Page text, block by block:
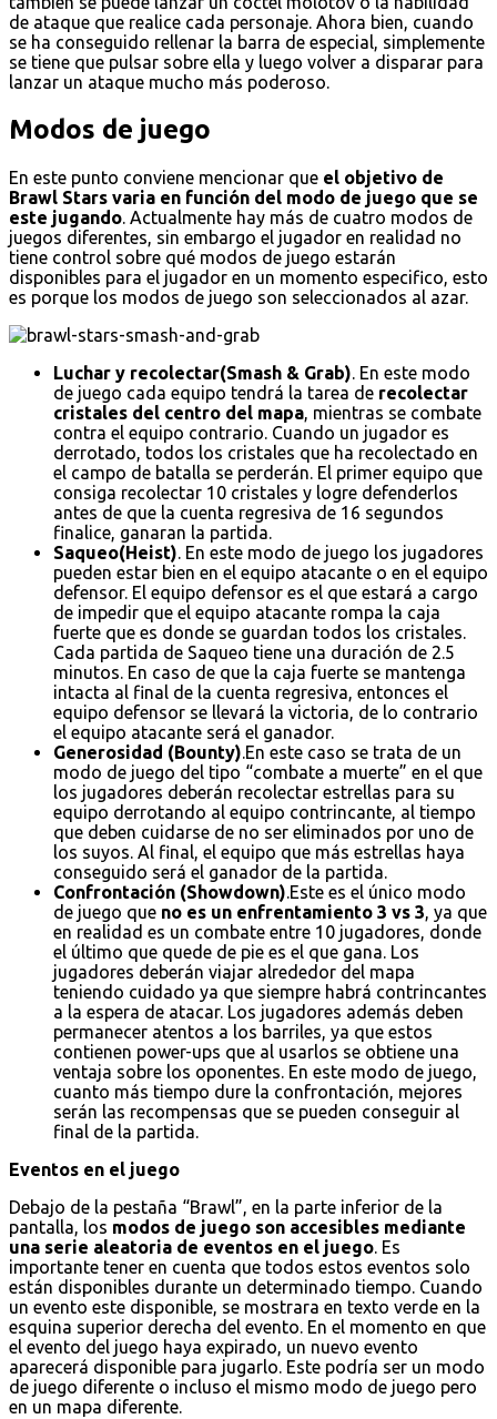
de ataque que realice cada personaje. Ahora bien, cuando
se ha conseguido rellenar la barra de especial, simplemente
se tiene que pulsar sobre ella y luego volver a disparar para
lanzar un ataque mucho más poderoso.
Modos de juego
En este punto conviene mencionar que el objetivo de
Brawl Stars varia en función del modo de juego que se
este jugando. Actualmente hay más de cuatro modos de
juegos diferentes, sin embargo el jugador en realidad no
tiene control sobre qué modos de juego estarán
disponibles para el jugador en un momento especifico, esto
es porque los modos de juego son seleccionados al azar.
Luchar y recolectar(Smash & Grab). En este modo
de juego cada equipo tendrá la tarea de recolectar
cristales del centro del mapa, mientras se combate
contra el equipo contrario. Cuando un jugador es
derrotado, todos los cristales que ha recolectado en
el campo de batalla se perderán. El primer equipo que
consiga recolectar 10 cristales y logre defenderlos
antes de que la cuenta regresiva de 16 segundos
finalice, ganaran la partida.
Saqueo(Heist). En este modo de juego los jugadores
pueden estar bien en el equipo atacante o en el equipo
defensor. El equipo defensor es el que estará a cargo
de impedir que el equipo atacante rompa la caja
fuerte que es donde se guardan todos los cristales.
Cada partida de Saqueo tiene una duración de 2.5
minutos. En caso de que la caja fuerte se mantenga
intacta al final de la cuenta regresiva, entonces el
equipo defensor se llevará la victoria, de lo contrario
el equipo atacante será el ganador.
Generosidad (Bounty).En este caso se trata de un
modo de juego del tipo “combate a muerte” en el que
los jugadores deberán recolectar estrellas para su
equipo derrotando al equipo contrincante, al tiempo
que deben cuidarse de no ser eliminados por uno de
los suyos. Al final, el equipo que más estrellas haya
conseguido será el ganador de la partida.
Confrontación (Showdown).Este es el único modo
de juego que no es un enfrentamiento 3 vs 3, ya que
en realidad es un combate entre 10 jugadores, donde
el último que quede de pie es el que gana. Los
jugadores deberán viajar alrededor del mapa
teniendo cuidado ya que siempre habrá contrincantes
a la espera de atacar. Los jugadores además deben
permanecer atentos a los barriles, ya que estos
contienen power-ups que al usarlos se obtiene una
ventaja sobre los oponentes. En este modo de juego,
cuanto más tiempo dure la confrontación, mejores
serán las recompensas que se pueden conseguir al
final de la partida.
Eventos en el juego
Debajo de la pestaña “Brawl”, en la parte inferior de la
pantalla, los modos de juego son accesibles mediante
una serie aleatoria de eventos en el juego. Es
importante tener en cuenta que todos estos eventos solo
están disponibles durante un determinado tiempo. Cuando
un evento este disponible, se mostrara en texto verde en la
esquina superior derecha del evento. En el momento en que
el evento del juego haya expirado, un nuevo evento
aparecerá disponible para jugarlo. Este podría ser un modo
de juego diferente o incluso el mismo modo de juego pero
en un mapa diferente.